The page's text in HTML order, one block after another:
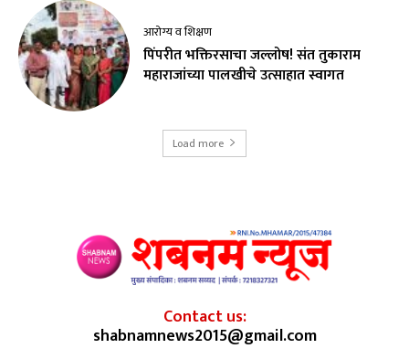
आरोग्य व शिक्षण
पिंपरीत भक्तिरसाचा जल्लोष! संत तुकाराम
महाराजांच्या पालखीचे उत्साहात स्वागत
Load more
Contact us:
shabnamnews2015@gmail.com